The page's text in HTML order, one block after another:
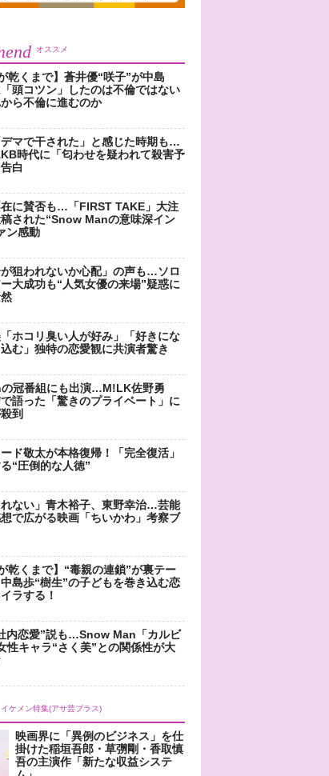
オススメ
乾くまで】蒼井優“咲子”が中島
頭コツン」したのは不倫ではない
ら不倫に進むのか
マで干された」と感じた時期も…
時代に「匂わせを疑われて殺害予
白
在に賛否も…「FIRST TAKE」大注
稿された“Snow Manの意味深イン
ン感動
が狙われないか心配」の声も…ソロ
ー大成功も“人気女優の来場”疑惑に
ホコリ臭い人が好み」「好きにな
む」独特の恋愛観に共演者驚き
冠番組にも出演…M!LK佐野勇
語った「驚きのプライベート」に
到
ド敬太が本格復帰！「完全復活」
“圧倒的な人徳”
れない」青木裕子、東野幸治…芸能
で広がる映画「ちいかわ」考察ブ
乾くまで】“毒親の連鎖”が裏テー
島歩“樹生”の子どもを巻き込む恋
ラする！
内恋愛”説も…Snow Man「カルビ
性キャラ“さく美”との関係性が大
イケメン特集(アサ芸プラス)
映画界に「異例のビジネス」を仕
掛けた稲垣吾郎・草彅剛・香取慎
吾の主演作「新たな収益システ